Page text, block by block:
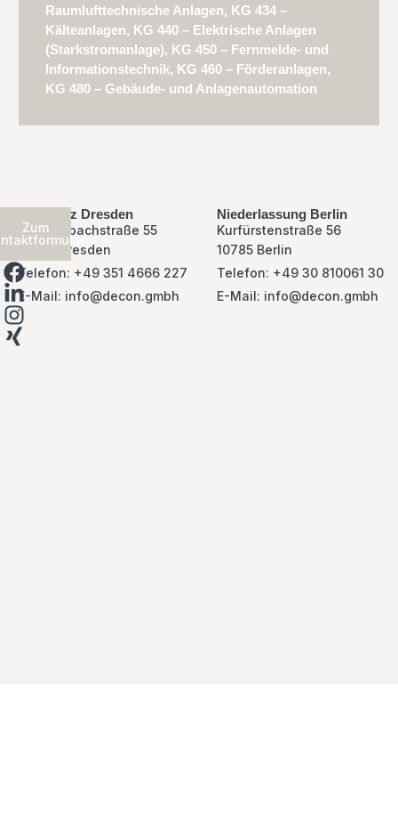
Raumlufttechnische Anlagen, KG 434 –
Kälteanlagen, KG 440 – Elektrische Anlagen
(Starkstromanlage), KG 450 – Fernmelde- und
Informationstechnik, KG 460 – Förderanlagen,
KG 480 – Gebäude- und Anlagenautomation
Hauptsitz Dresden
Reichenbachstraße 55
01069 Dresden
Telefon: +49 351 4666 227
E-Mail: info@decon.gmbh
Niederlassung Berlin
Kurfürstenstraße 56
10785 Berlin
Telefon: +49 30 810061 30
E-Mail: info@decon.gmbh
Zum